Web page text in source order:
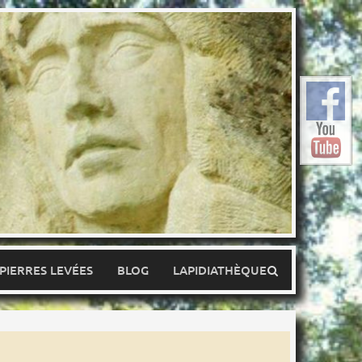
LEVÉES BLOG LAPIDIATHÈQUE